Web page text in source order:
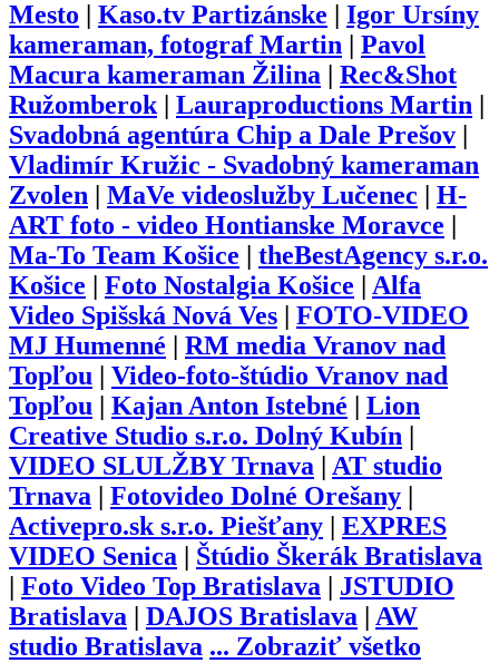
Mesto
Kaso.tv Partizánske
Igor Ursíny
kameraman, fotograf Martin
Pavol
Macura kameraman Žilina
Rec&Shot
Ružomberok| Lauraproductions Martin
Svadobná agentúra Chip a Dale Prešov
Vladimír Kružic - Svadobný kameraman
Zvolen
MaVe videoslužby Lučenec
H-
ART foto - video Hontianske Moravce
Ma-To Team Košice
theBestAgency s.r.o.
Košice
Foto Nostalgia Košice
Alfa
Video Spišská Nová Ves
FOTO-VIDEO
MJ Humenné
RM media Vranov nad
Topľou
Video-foto-štúdio Vranov nad
Topľou
Kajan Anton Istebné
Lion
Creative Studio s.r.o. Dolný Kubín
VIDEO SLULŽBY Trnava
AT studio
Trnava
Fotovideo Dolné Orešany
Activepro.sk s.r.o. Piešťany
EXPRES
VIDEO Senica
Štúdio Škerák Bratislava
Foto Video Top Bratislava
JSTUDIO
Bratislava
DAJOS Bratislava
AW
studio Bratislava ... Zobraziť všetko